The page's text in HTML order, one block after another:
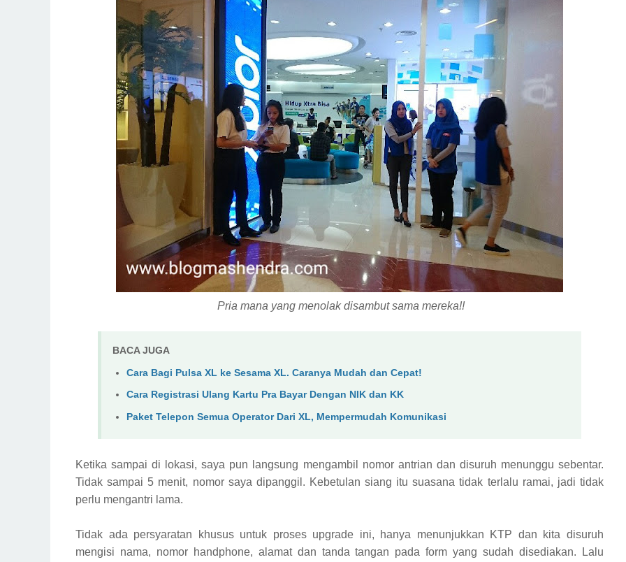
Pria mana yang menolak disambut sama mereka!!
BACA JUGA
Cara Bagi Pulsa XL ke Sesama XL. Caranya Mudah dan Cepat!
Cara Registrasi Ulang Kartu Pra Bayar Dengan NIK dan KK
Paket Telepon Semua Operator Dari XL, Mempermudah Komunikasi
Ketika sampai di lokasi, saya pun langsung mengambil nomor antrian dan disuruh menunggu sebentar.
Tidak sampai 5 menit, nomor saya dipanggil. Kebetulan siang itu suasana tidak terlalu ramai, jadi tidak
perlu mengantri lama.
Tidak ada persyaratan khusus untuk proses upgrade ini, hanya menunjukkan KTP dan kitadisuruh
mengisi nama, nomor handphone, alamat dan tanda tangan pada form yang sudah disediakan. Lalu